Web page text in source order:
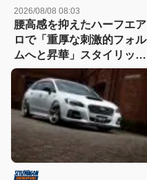
2026/08/08 08:03
腰高感を抑えたハーフエア
ロで「重厚な刺激的フォル
ムへと昇華」スタイリッシ
ュなエステートを構築